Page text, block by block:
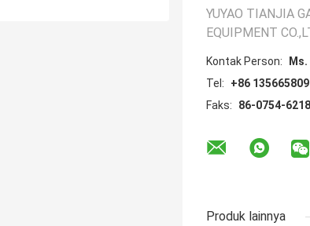
YUYAO TIANJIA
EQUIPMENT
Kontak Person:
Tel:
+86
Faks:
86-0754-
Produk lainnya